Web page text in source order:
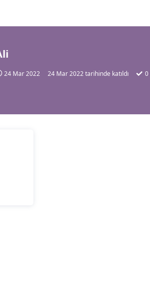
24 Mar 2022 24 Mar 2022tarihinde katıldı 0